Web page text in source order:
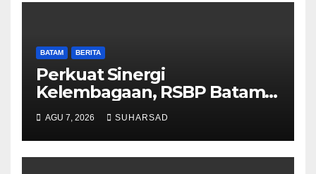
BATAM BERITA
Perkuat Sinergi
Kelembagaan, RSBP Batam
dan BPOM Pastikan
Pelayanan dan Ketersediaan
Obat Aman
AGU 7, 2026 SUHARSAD